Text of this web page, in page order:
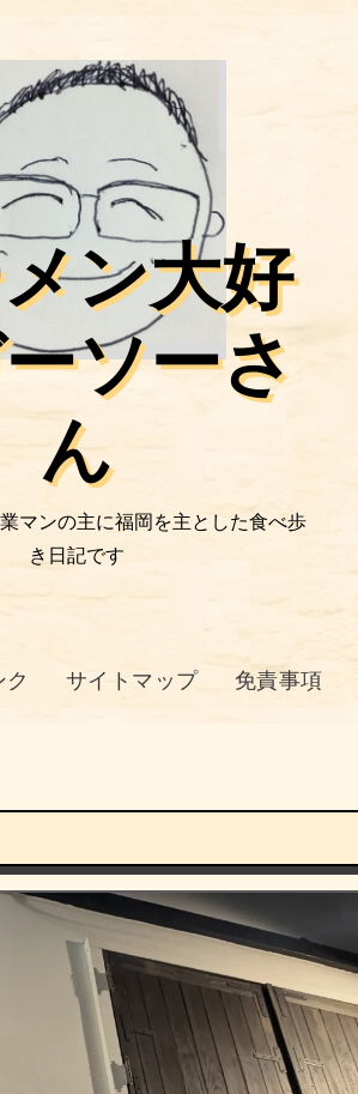
ン大好
ソーさ
ん
マンの主に福岡を主とした食べ歩
き日記です
サイトマップ 免責事項